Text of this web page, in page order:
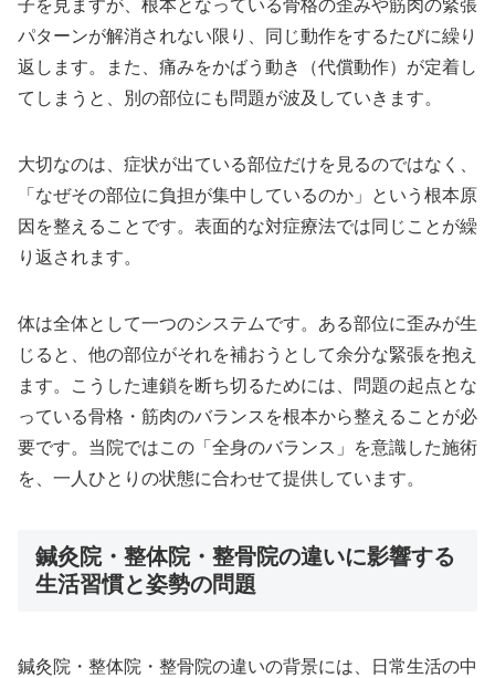
子を見ますが、根本となっている骨格の歪みや筋肉の緊張
パターンが解消されない限り、同じ動作をするたびに繰り
返します。また、痛みをかばう動き（代償動作）が定着し
てしまうと、別の部位にも問題が波及していきます。
大切なのは、症状が出ている部位だけを見るのではなく、
「なぜその部位に負担が集中しているのか」という根本原
因を整えることです。表面的な対症療法では同じことが繰
り返されます。
体は全体として一つのシステムです。ある部位に歪みが生
じると、他の部位がそれを補おうとして余分な緊張を抱え
ます。こうした連鎖を断ち切るためには、問題の起点とな
っている骨格・筋肉のバランスを根本から整えることが必
要です。当院ではこの「全身のバランス」を意識した施術
を、一人ひとりの状態に合わせて提供しています。
鍼灸院・整体院・整骨院の違いに影響する
生活習慣と姿勢の問題
鍼灸院・整体院・整骨院の違いの背景には、日常生活の中